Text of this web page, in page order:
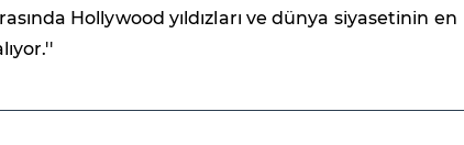
Hollywood yıldızları ve dünya siyasetinin en